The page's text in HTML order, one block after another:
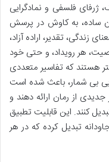
ژرفای فلسفی و نمادگرایی
ساده، به کاوش در پرسش
زندگی، تقدیر، اراده آزاد،
هر رویداد، و حتی خود
هستند که تفاسیر متعددی
بی شمار، باعث شده است
از رمان ارائه دهند و
کنند. این قابلیت تطبیق
تبدیل کرده که در هر